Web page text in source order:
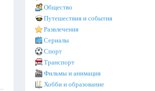
Общество
Путешествия и события
Развлечения
Сериалы
Спорт
Транспорт
Фильмы и анимация
Хобби и образование